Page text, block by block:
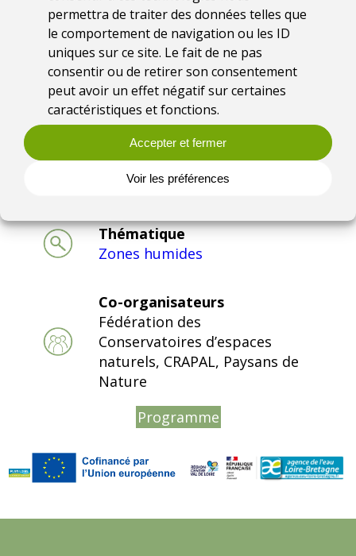
permettra de traiter des données telles que
le comportement de navigation ou les ID
uniques sur ce site. Le fait de ne pas
consentir ou de retirer son consentement
peut avoir un effet négatif sur certaines
caractéristiques et fonctions.
Accepter et fermer
Voir les préférences
Date
Mardi 18 et mercredi 19 avril
2023
Lieu
Pontchâteau (44)
Thématique
Zones humides
Co-organisateurs
Fédération des
Conservatoires d’espaces
naturels, CRAPAL, Paysans de
Nature
Programme